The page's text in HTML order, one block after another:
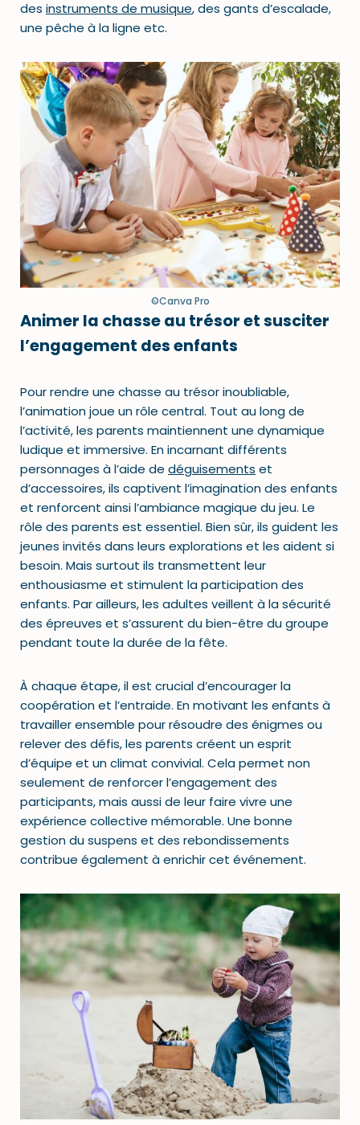
des instruments de musique,des gants d’escalade,
une pêche à la ligne etc.
©Canva Pro
Animer la chasse au trésor et susciter
l’engagement des enfants
Pour rendre une chasse au trésor inoubliable,
l’animation joue un rôle central. Tout au long de
l’activité, les parents maintiennent une dynamique
ludique et immersive. En incarnant différents
personnages à l’aide de déguisements et
d’accessoires, ils captivent l’imagination des enfants
et renforcent ainsi l’ambiance magique du jeu. Le
rôle des parents est essentiel. Bien sûr, ils guident les
jeunes invités dans leurs explorations et les aident si
besoin. Mais surtout ils transmettent leur
enthousiasme et stimulent la participation des
enfants. Par ailleurs, les adultes veillent à la sécurité
des épreuves et s’assurent du bien-être du groupe
pendant toute la durée de la fête.
À chaque étape, il est crucial d’encourager la
coopération et l’entraide. En motivant les enfants à
travailler ensemble pour résoudre des énigmes ou
relever des défis, les parents créent un esprit
d’équipe et un climat convivial. Cela permet non
seulement de renforcer l’engagement des
participants, mais aussi de leur faire vivre une
expérience collective mémorable. Une bonne
gestion du suspens et des rebondissements
contribue également à enrichir cet événement.